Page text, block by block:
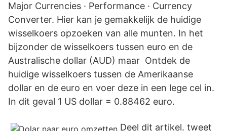
Major Currencies · Performance · Currency
Converter. Hier kan je gemakkelijk de huidige
wisselkoers opzoeken van alle munten. In het
bijzonder de wisselkoers tussen euro en de
Australische dollar (AUD) maar Ontdek de
huidige wisselkoers tussen de Amerikaanse
dollar en de euro en voer deze in een lege cel in.
In dit geval 1 US dollar = 0.88462 euro.
Deel dit artikel. tweet